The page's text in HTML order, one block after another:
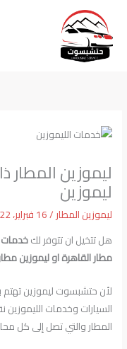
المحتوى
ليموزين
ليموزين
ليموزين المطار/16 فبراير، 2022
هل تتخيل ان تتوفر لكخدمات
مطار القاهرة او ليموزين
لأن حتشبسوت ليموزين
السيارات وخدمات
المطار والتي تصل إلى كل